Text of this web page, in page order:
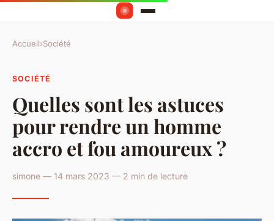
Accueil›Société
SOCIÉTÉ
Quelles sont les astuces
pour rendre un homme
accro et fou amoureux ?
simone — 14 mars 2023 — 2 min de lecture